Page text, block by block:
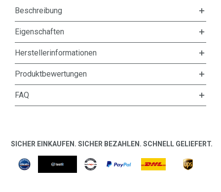
Beschreibung
Eigenschaften
Herstellerinformationen
Produktbewertungen
FAQ
SICHER EINKAUFEN. SICHER BEZAHLEN. SCHNELL GELIEFERT.